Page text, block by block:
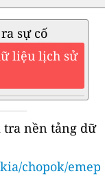
sự cố
liệu lịch sử
nền tảng dữ
chopok/emep